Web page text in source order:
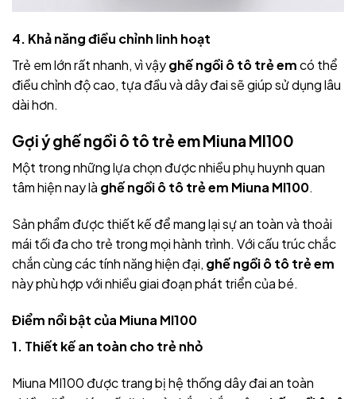
4. Khả năng điều chỉnh linh hoạt
Trẻ em lớn rất nhanh, vì vậyghế ngồi ô tô trẻ emcó thể
điều chỉnh độ cao, tựa đầu và dây đai sẽ giúp sử dụng lâu
dài hơn.
Gợi ý ghế ngồi ô tô trẻ em Miuna MI100
Một trong những lựa chọn được nhiều phụ huynh quan
tâm hiện nay là ghế ngồi ô tô trẻ em Miuna MI100.
Sản phẩm được thiết kế để mang lại sự an toàn và thoải
mái tối đa cho trẻ trong mọi hành trình. Với cấu trúc chắc
chắn cùng các tính năng hiện đại, ghế ngồi ô tô trẻ em
này phù hợp với nhiều giai đoạn phát triển của bé.
Điểm nổi bật của Miuna MI100
1. Thiết kế an toàn cho trẻ nhỏ
Miuna MI100 được trang bị hệ thống dây đai an toàn